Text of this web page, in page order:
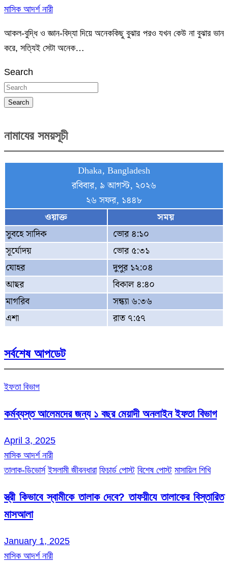
মাসিক আদর্শ নারী
আকল-বুদ্ধি ও জ্ঞান-বিদ্যা দিয়ে অনেককিছু বুঝার পরও যখন কেউ না বুঝার ভান
করে, সত্যিই সেটা অনেক…
Search
Search
নামাযের সময়সূচী
Dhaka, Bangladesh
রবিবার, ৯ আগস্ট, ২০২৬
২৬ সফর, ১৪৪৮
ওয়াক্ত
সময়
সুবহে সাদিক
ভোর ৪:১০
সূর্যোদয়
ভোর ৫:৩১
যোহর
দুপুর ১২:০৪
আছর
বিকাল ৪:৪০
মাগরিব
সন্ধ্যা ৬:৩৬
এশা
রাত ৭:৫৭
সর্বশেষ আপডেট
ইফতা বিভাগ
কর্মব্যস্ত আলেমদের জন্য ১ বছর মেয়াদী অনলাইন ইফতা বিভাগ
April 3, 2025
মাসিক আদর্শ নারী
তালাক-ডিভোর্স ইসলামী জীবনধারা ফিচার্ড পোস্ট বিশেষ পোস্ট মাসায়িল শিখি
স্ত্রী কিভাবে স্বামীকে তালাক দেবে? তাফয়ীযে তালাকের বিস্তারিত
মাসআলা
January 1, 2025
মাসিক আদর্শ নারী